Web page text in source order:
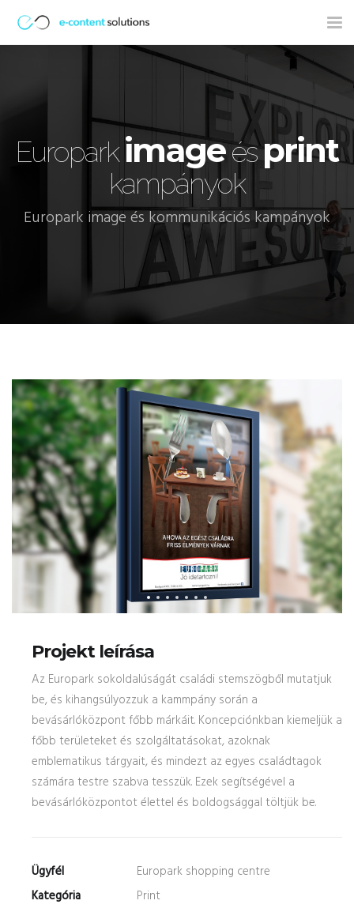
Europarkimageésprint
kampányok
Europark image és kommunikációs kampányok
Projekt leírása
Az Europark sokoldalúságát családi stemszögből mutatjuk
be, és kihangsúlyozzuk a kammpány során a
bevásárlóközpont főbb márkáit. Koncepciónkban kiemeljük a
főbb területeket és szolgáltatásokat, azoknak
emblematikus tárgyait, és mindezt az egyes családtagok
számára testre szabva tesszük. Ezek segítségével a
bevásárlóközpontot élettel és boldogsággal töltjük be.
Ügyfél
Europark shopping centre
Kategória
Print